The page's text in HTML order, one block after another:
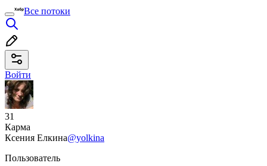
Все потоки
Войти
31
Карма
Ксения Елкина@yolkina
Пользователь